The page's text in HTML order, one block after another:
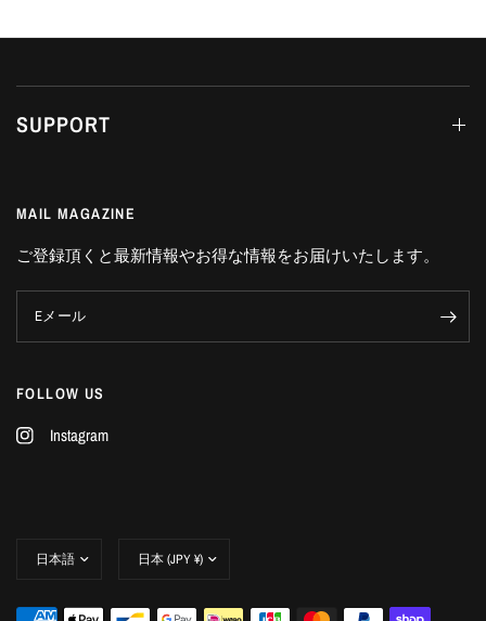
SUPPORT
MAIL MAGAZINE
ご登録頂くと最新情報やお得な情報をお届けいたします。
Eメール
FOLLOW US
Instagram